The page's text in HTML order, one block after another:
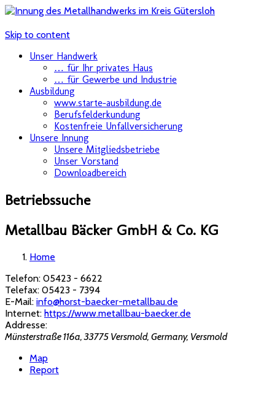
Skip to content
Unser Handwerk
… für Ihr privates Haus
… für Gewerbe und Industrie
Ausbildung
www.starte-ausbildung.de
Berufsfelderkundung
Kostenfreie Unfallversicherung
Unsere Innung
Unsere Mitgliedsbetriebe
Unser Vorstand
Downloadbereich
Betriebssuche
Metallbau Bäcker GmbH & Co. KG
Home
Telefon: 05423 - 6622
Telefax: 05423 - 7394
E-Mail: info@horst-baecker-metallbau.de
Internet: https://www.metallbau-baecker.de
Addresse:
Münsterstraße 116a, 33775 Versmold, Germany, Versmold
Map
Report